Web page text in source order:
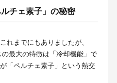
チェ素子」の秘密
れまでにもありましたが、
最大の特徴は「冷却機能」で
「ペルチェ素子」という熱交